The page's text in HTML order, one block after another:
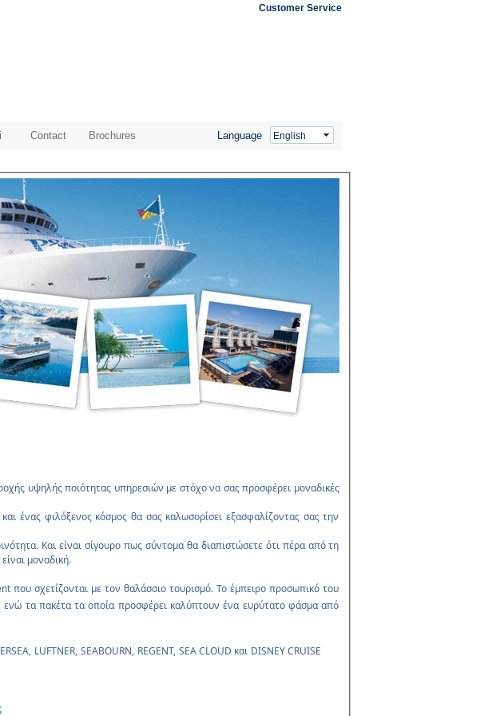
Customer Service
Contact Brochures Language
υψηλής ποιότητας υπηρεσιών με στόχο να σας προσφέρει μοναδικές
ένας φιλόξενος κόσμος θα σας καλωσορίσει εξασφαλίζοντας σας την
Και είναι σίγουρο πως σύντομα θα διαπιστώσετε ότι πέρα από τη
μοναδική.
που σχετίζονται με τον θαλάσσιο τουρισμό. Το έμπειρο προσωπικό του
τα πακέτα τα οποία προσφέρει καλύπτουν ένα ευρύτατο φάσμα από
LUFTNER, SEABOURN, REGENT, SEA CLOUD και DISNEY CRUISE